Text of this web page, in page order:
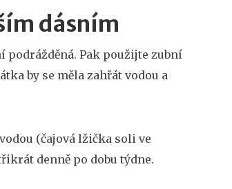
dásním
podrážděná. Pak použijte zubní
by se měla zahřát vodou a
(čajová lžička soli ve
denně po dobu týdne.